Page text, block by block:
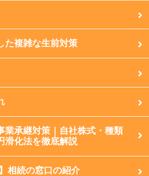
た複雑な生前対策
業承継対策｜自社株式・種類
滑化法を徹底解説
相続の窓口の紹介